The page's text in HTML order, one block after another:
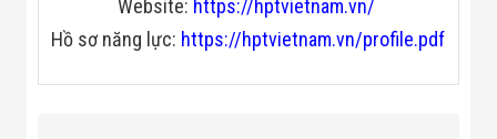
Website: https://hptvietnam.vn/
Hồ sơ năng lực: https://hptvietnam.vn/profile.pdf